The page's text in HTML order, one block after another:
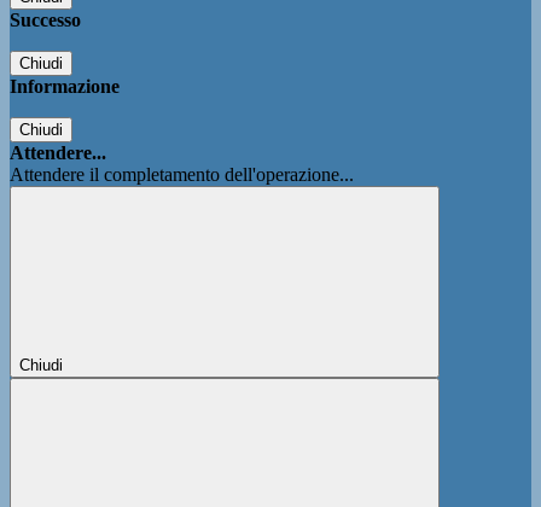
Successo
Chiudi
Informazione
Chiudi
Attendere...
Attendere il completamento dell'operazione...
Chiudi